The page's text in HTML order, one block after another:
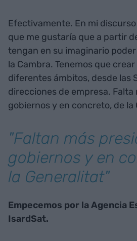
Efectivamente. En mi
que me gustaría que a partir
tengan en su imaginario
la Cambra. Tenemos que
diferentes ámbitos, desde las
direcciones de empresa.
gobiernos y en concreto, de la
"Faltan más
gobiernos y en
la Generalitat"
Empecemos por la Agencia
IsardSat.